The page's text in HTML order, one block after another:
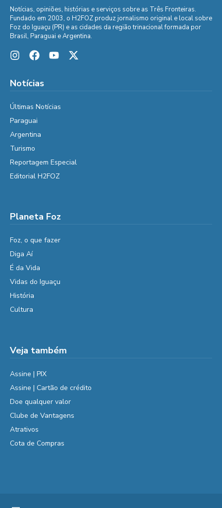
Notícias, opiniões, histórias e serviços sobre as Três Fronteiras.
Fundado em 2003, o H2FOZ produz jornalismo original e local sobre
Foz do Iguaçu (PR) e as cidades da região trinacional formada por
Brasil, Paraguai e Argentina.
Notícias
Últimas Notícias
Paraguai
Argentina
Turismo
Reportagem Especial
Editorial H2FOZ
Planeta Foz
Foz, o que fazer
Diga Aí
É da Vida
Vidas do Iguaçu
História
Cultura
Veja também
Assine | PIX
Assine | Cartão de crédito
Doe qualquer valor
Clube de Vantagens
Atrativos
Cota de Compras